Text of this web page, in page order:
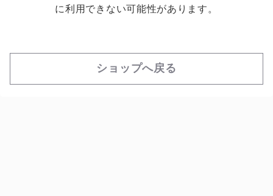
に利用できない可能性があります。
ショップへ戻る